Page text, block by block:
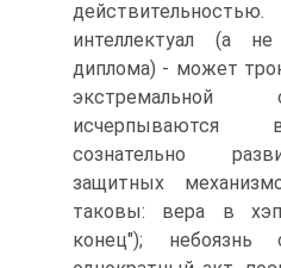
интеллектуал (а
диплома) - может
экстремальной
исчерпываются
сознательно
защитных
таковы: вера в
конец");